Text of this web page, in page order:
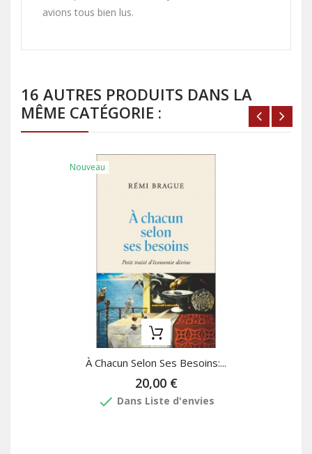
avions tous bien lus.
16 AUTRES PRODUITS DANS LA
MÊME CATÉGORIE :
Nouveau
À Chacun Selon Ses Besoins:...
20,00 €
done Dans Liste d'envies